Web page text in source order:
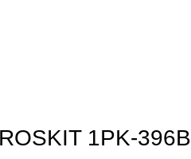
1PK-396B